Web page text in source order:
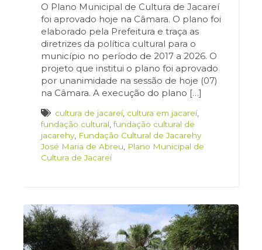
O Plano Municipal de Cultura de Jacareí
foi aprovado hoje na Câmara. O plano foi
elaborado pela Prefeitura e traça as
diretrizes da política cultural para o
município no período de 2017 a 2026. O
projeto que institui o plano foi aprovado
por unanimidade na sessão de hoje (07)
na Câmara. A execução do plano […]
cultura de jacareí, cultura em jacareí,
fundação cultural ,fundação cultural de
jacarehy Fundação Cultural de Jacarehy
José Maria de Abreu
Plano Municipal de
Cultura de Jacareí